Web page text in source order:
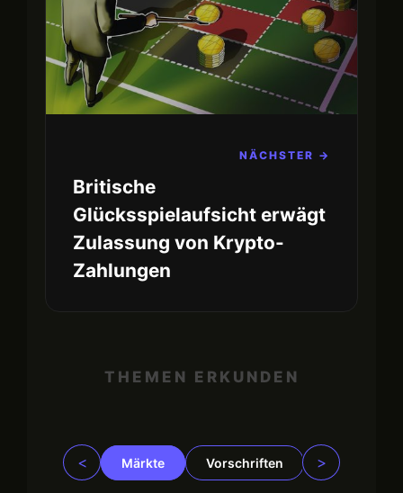
NÄCHSTER →
Britische
Glücksspielaufsicht erwägt
Zulassung von Krypto-
Zahlungen
THEMEN ERKUNDEN
< Märkte Vorschriften Trading
>